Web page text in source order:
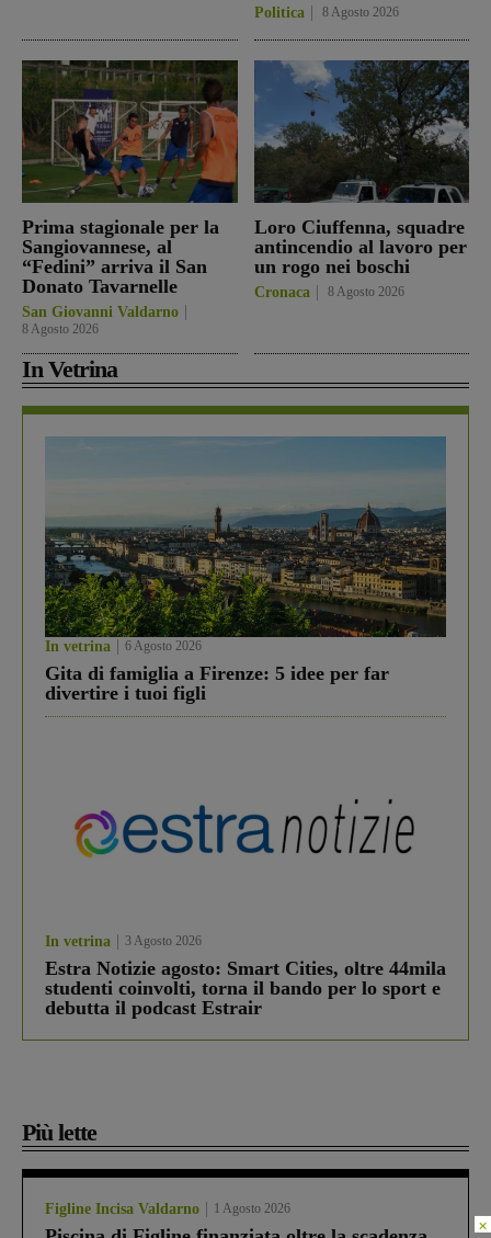
Politica 8 Agosto 2026
Prima stagionale per la
Sangiovannese, al
“Fedini” arriva il San
Donato Tavarnelle
San Giovanni Valdarno
8 Agosto 2026
Loro Ciuffenna, squadre
antincendio al lavoro per
un rogo nei boschi
Cronaca 8 Agosto 2026
In Vetrina
In vetrina 6 Agosto 2026
Gita di famiglia a Firenze: 5 idee per far
divertire i tuoi figli
In vetrina 3 Agosto 2026
Estra Notizie agosto: Smart Cities, oltre 44mila
studenti coinvolti, torna il bando per lo sport e
debutta il podcast Estrair
Più lette
Figline Incisa Valdarno 1 Agosto 2026
×